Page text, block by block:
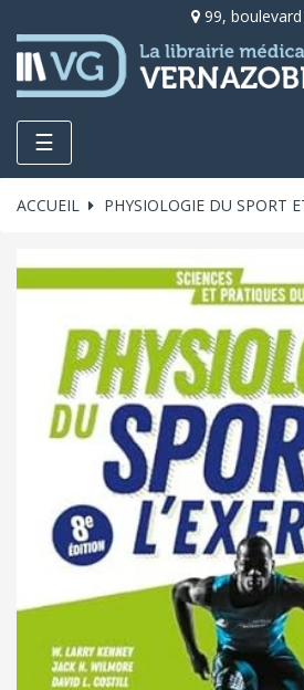
99,
Toggle
navigation
☰
ACCUEIL PHYSIOLOGIE DU SPORT